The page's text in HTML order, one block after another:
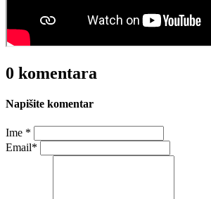
0 komentara
Napišite komentar
Ime *
Email*